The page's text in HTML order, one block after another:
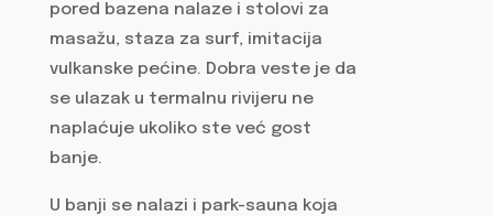
pored bazena nalaze i stolovi za
masažu, staza za surf, imitacija
vulkanske pećine. Dobra veste je da
se ulazak u termalnu rivijeru ne
naplaćuje ukoliko ste već gost
banje.
U banji se nalazi i park-sauna koja